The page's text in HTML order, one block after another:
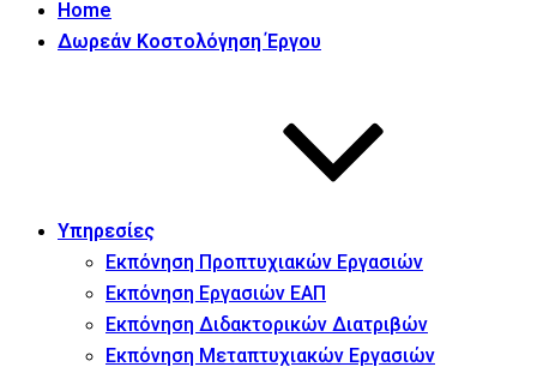
Home
Δωρεάν Κοστολόγηση Έργου
Υπηρεσίες
Εκπόνηση Προπτυχιακών Εργασιών
Εκπόνηση Εργασιών ΕΑΠ
Εκπόνηση Διδακτορικών Διατριβών
Εκπόνηση Μεταπτυχιακών Εργασιών